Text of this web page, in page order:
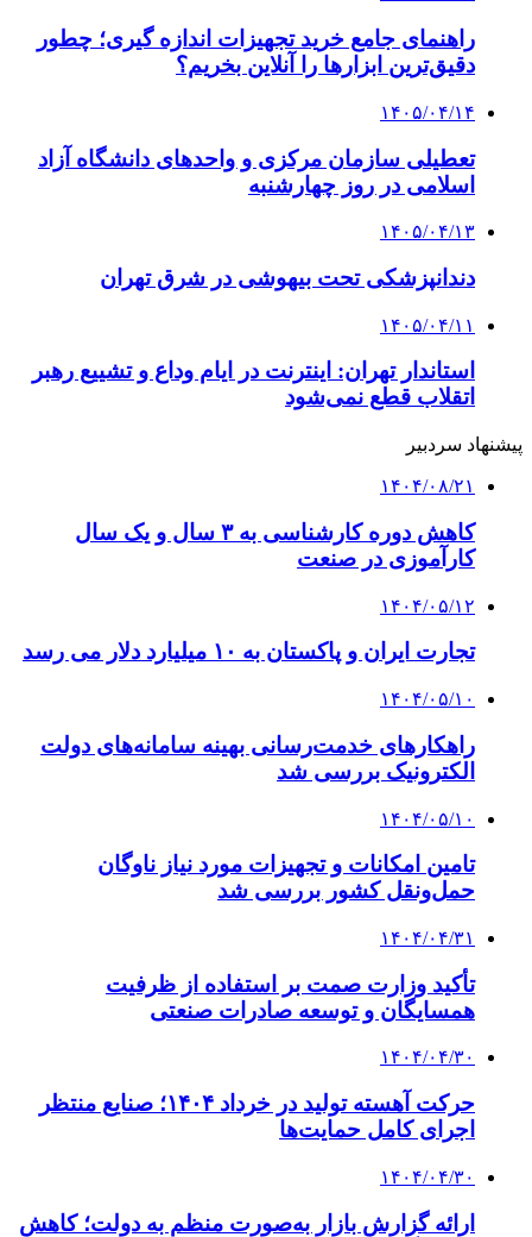
راهنمای جامع خرید تجهیزات اندازه گیری؛ چطور
دقیق‌ترین ابزارها را آنلاین بخریم؟
۱۴۰۵/۰۴/۱۴
تعطیلی سازمان مرکزی و واحدهای دانشگاه آزاد
اسلامی در روز چهارشنبه
۱۴۰۵/۰۴/۱۳
دندانپزشکی تحت بیهوشی در شرق تهران
۱۴۰۵/۰۴/۱۱
استاندار تهران: اینترنت در ایام وداع و تشییع رهبر
اتقلاب قطع نمی‌شود
پیشنهاد سردبیر
۱۴۰۴/۰۸/۲۱
کاهش دوره کارشناسی به ۳ سال و یک سال
کارآموزی در صنعت
۱۴۰۴/۰۵/۱۲
تجارت ایران و پاکستان به ۱۰ میلیارد دلار می رسد
۱۴۰۴/۰۵/۱۰
راهکارهای خدمت‌رسانی بهینه سامانه‌های دولت
الکترونیک بررسی شد
۱۴۰۴/۰۵/۱۰
تامین امکانات و تجهیزات مورد نیاز ناوگان
حمل‌ونقل کشور بررسی شد
۱۴۰۴/۰۴/۳۱
تأکید وزارت صمت بر استفاده از ظرفیت
همسایگان و توسعه صادرات صنعتی
۱۴۰۴/۰۴/۳۰
حرکت آهسته تولید در خرداد ۱۴۰۴؛ صنایع منتظر
اجرای کامل حمایت‌ها
۱۴۰۴/۰۴/۳۰
ارائه گزارش‌ بازار به‌صورت منظم به دولت؛ کاهش